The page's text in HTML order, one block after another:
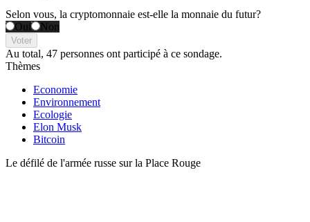
Selon vous, la cryptomonnaie est-elle la monnaie du futur?
Oui
Non
Voter
Au total, 47 personnes ont participé à ce sondage.
Thèmes
Economie
Environnement
Ecologie
Elon Musk
Bitcoin
Le défilé de l'armée russe sur la Place Rouge